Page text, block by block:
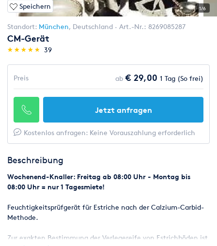
Speichern 1/6
Standort: München, Deutschland Art.-Nr.: 8269085287
CM-Gerät
(*)
★
★
(*)★
★
(*) ★
★
(*) ★
★
(*) ★
★ 39
Preis ab € 29,00 1 Tag (So frei)
Jetzt anfragen
Kostenlos anfragen: Keine Vorauszahlung erforderlich
Beschreibung
Wochenend-Knaller: Freitag ab 08:00 Uhr - Montag bis
08:00 Uhr = nur 1 Tagesmiete!
Feuchtigkeitsprüfgerät für Estriche nach der Calzium-Carbid-
Methode.
Zur exakten Bestimmung der Verlegereife von Estrichböden ist